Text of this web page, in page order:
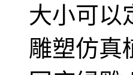
大小可以
雕塑仿真